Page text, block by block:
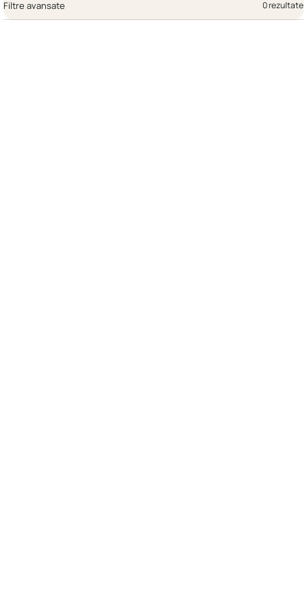
Filtre avansate 0 rezultate